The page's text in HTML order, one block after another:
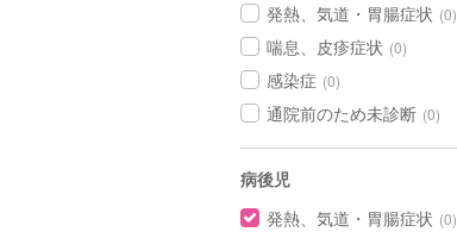
発熱、気道・胃腸症状 (0)
喘息、皮疹症状 (0)
感染症 (0)
通院前のため未診断 (0)
病後児
発熱、気道・胃腸症状 (0)